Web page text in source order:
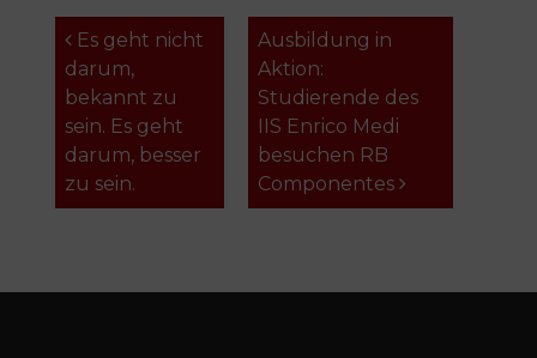
Beitragsnavigation
Es geht nicht
darum,
bekannt zu
sein. Es geht
darum, besser
zu sein.
Ausbildung in
Aktion:
Studierende des
IIS Enrico Medi
besuchen RB
Componentes